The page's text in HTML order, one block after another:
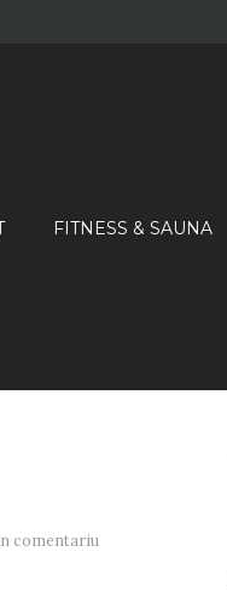
FITNESS & SAUNA
comentariu